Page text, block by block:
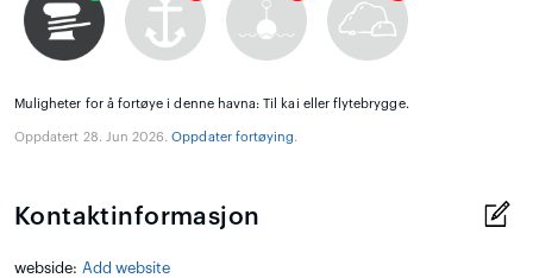
Muligheter for å fortøye i denne havna: Til kai eller flytebrygge.
Oppdatert 28. Jun 2026.Oppdater fortøying.
Kontaktinformasjon
webside: Add website